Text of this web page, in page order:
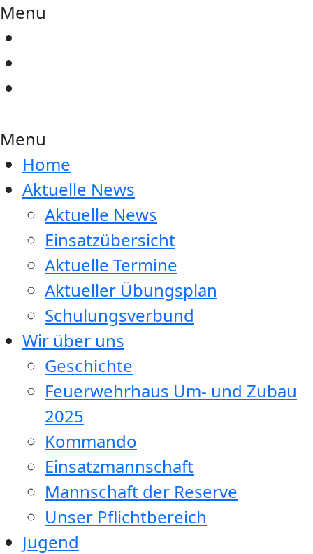
Menu
Menu
Home
Aktuelle News
Aktuelle News
Einsatzübersicht
Aktuelle Termine
Aktueller Übungsplan
Schulungsverbund
Wir über uns
Geschichte
Feuerwehrhaus Um- und Zubau
2025
Kommando
Einsatzmannschaft
Mannschaft der Reserve
Unser Pflichtbereich
Jugend